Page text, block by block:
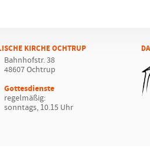
KIRCHE OCHTRUP
Bahnhofstr. 38
48607 Ochtrup
Gottesdienste
regelmäßig:
sonntags, 10.15 Uhr